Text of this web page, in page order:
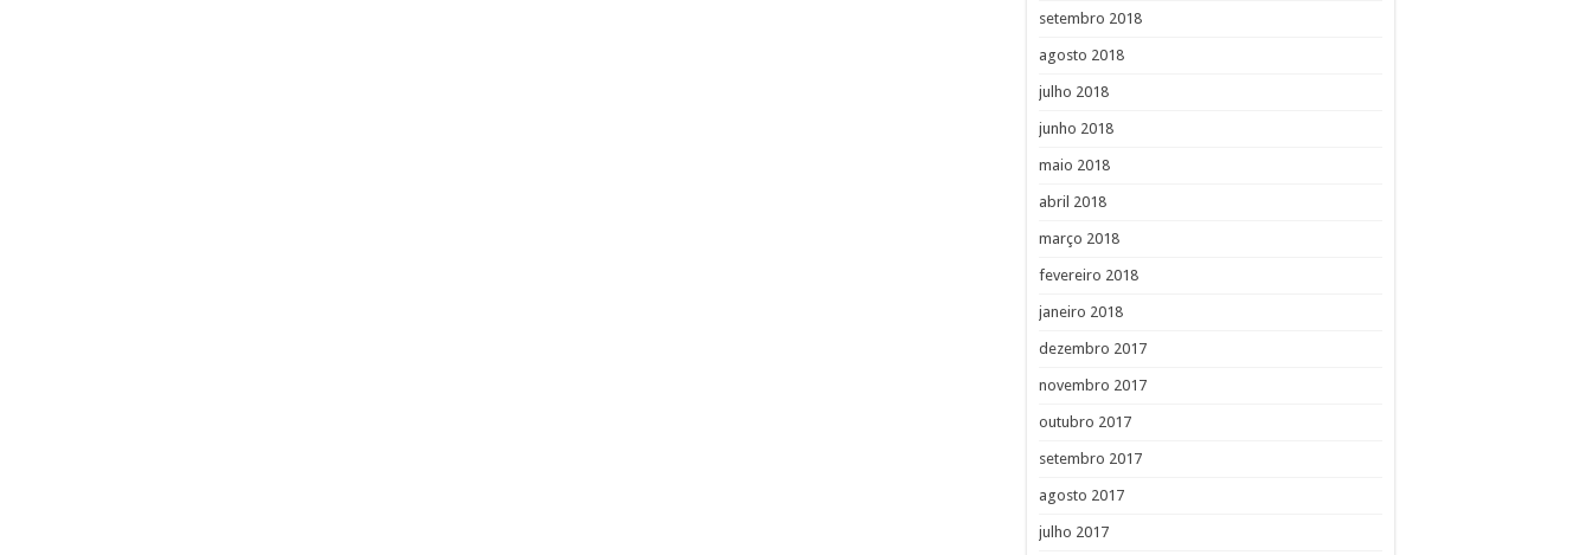
setembro 2018
agosto 2018
julho 2018
junho 2018
maio 2018
abril 2018
março 2018
fevereiro 2018
janeiro 2018
dezembro 2017
novembro 2017
outubro 2017
setembro 2017
agosto 2017
julho 2017